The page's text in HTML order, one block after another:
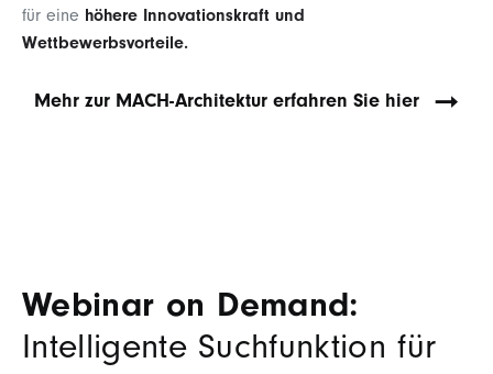
für eine höhere Innovationskraft und
Wettbewerbsvorteile.
Mehr zur MACH-Architektur erfahren Sie hier
Webinar on Demand:
Intelligente Suchfunktion für